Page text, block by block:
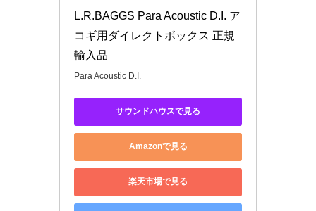
L.R.BAGGS Para Acoustic D.I. ア
コギ用ダイレクトボックス 正規
輸入品
Para Acoustic D.I.
サウンドハウスで見る
Amazonで見る
楽天市場で見る